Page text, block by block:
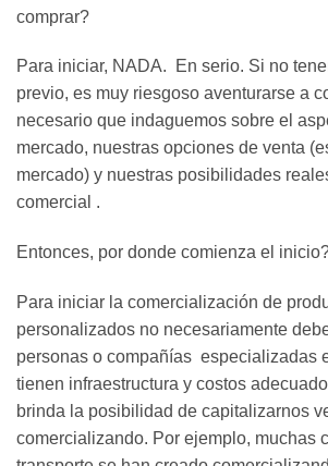
comprar?
Para iniciar, NADA. En serio. Si no
previo, es muy riesgoso aventurarse a
necesario que indaguemos sobre el
mercado, nuestras opciones de venta
mercado) y nuestras posibilidades
comercial .
Entonces, por donde comienza el
Para iniciar la comercialización de
personalizados no necesariamente
personas o compañías especializadas
tienen infraestructura y costos
brinda la posibilidad de capitalizarnos
comercializando. Por ejemplo, muchas